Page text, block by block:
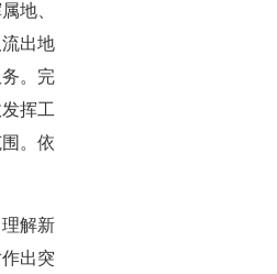
地、
出地
。完
挥工
。依
解新
出突